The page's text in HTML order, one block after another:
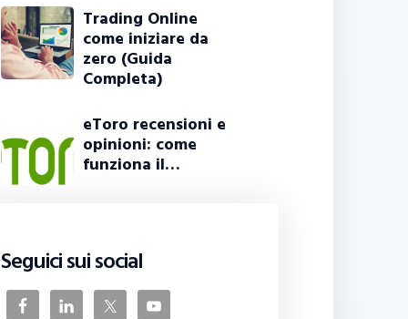
Trading Online
come iniziare da
zero (Guida
Completa)
eToro recensioni e
opinioni: come
funziona il…
Seguici sui social